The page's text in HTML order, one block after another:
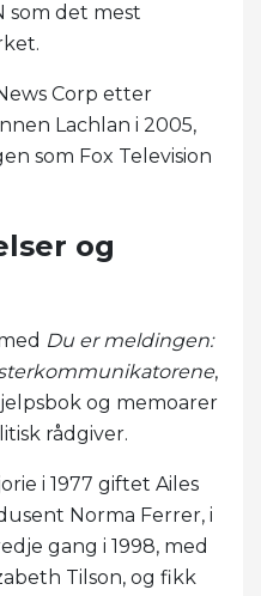
som det mest
Corp etter
Lachlan i 2005,
som Fox Television
og
Du er meldingen:
,
og memoarer
rådgiver.
i 1977 giftet Ailes
Norma Ferrer, i
gang i 1998, med
Tilson, og fikk